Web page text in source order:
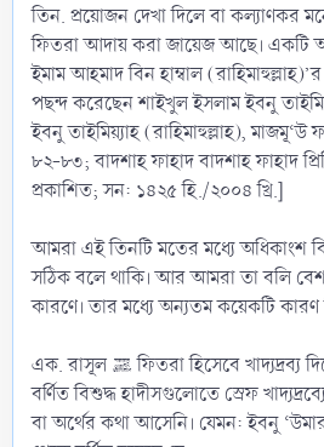
তিন. প্রয়োজন দেখা দিলে বা কল্যাণকর
ফিতরা আদায় করা জায়েজ আছে। একটি
ইমাম আহমাদ বিন হাম্বাল
পছন্দ করেছেন শাইখুল ইসলাম ইবনু
ইবনু তাইমিয়্যাহ (রাহিমাহুল্লাহ), মাজমূ‘উ
৮২-৮৩; বাদশাহ ফাহাদ বাদশাহ ফাহাদ
প্রকাশিত; সন: ১৪২৫ হি./২০০৪ খ্রি.]
আমরা এই তিনটি মতের মধ্যে অধিকাংশ
সঠিক বলে থাকি। আর আমরা তা বলি
কারণে। তার মধ্যে অন্যতম কয়েকটি কারণ
এক. রাসূল ﷺ ফিতরা হিসেবে খাদ্যদ্রব্য দিতে বলেছেন। এ ব্যাপারে
বর্ণিত বিশুদ্ধ হাদীসগুলোতে স্রেফ
বা অর্থের কথা আসেনি। যেমন: ইবনু ‘উমার